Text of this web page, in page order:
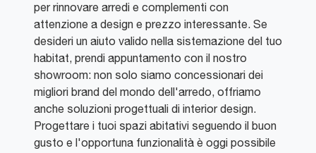
per rinnovare arredi e complementi con
attenzione a design e prezzo interessante. Se
desideri un aiuto valido nella sistemazione del tuo
habitat, prendi appuntamento con il nostro
showroom: non solo siamo concessionari dei
migliori brand del mondo dell'arredo, offriamo
anche soluzioni progettuali di interior design.
Progettare i tuoi spazi abitativi seguendo il buon
gusto e l'opportuna funzionalità è oggi possibile